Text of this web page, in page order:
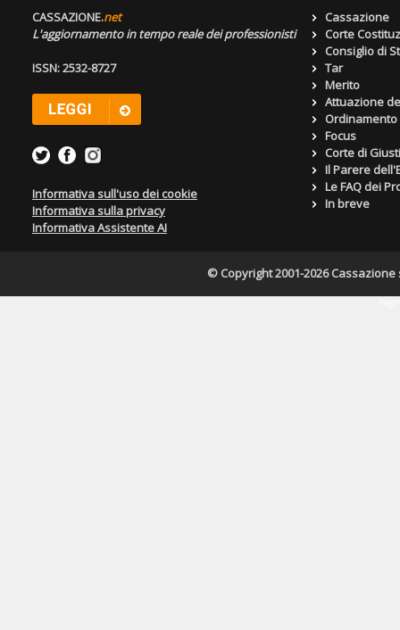
CASSAZIONE.net
L'aggiornamento in tempo reale dei professionisti
ISSN: 2532-8727
Informativa sull'uso dei cookie
Informativa sulla privacy
Informativa Assistente AI
Cassazione
Corte
Consiglio di
Tar
Merito
Attuazione
Focus
Corte di
Il Parere
Le FAQ dei
In breve
© Copyright 2001-2026 Cassazione